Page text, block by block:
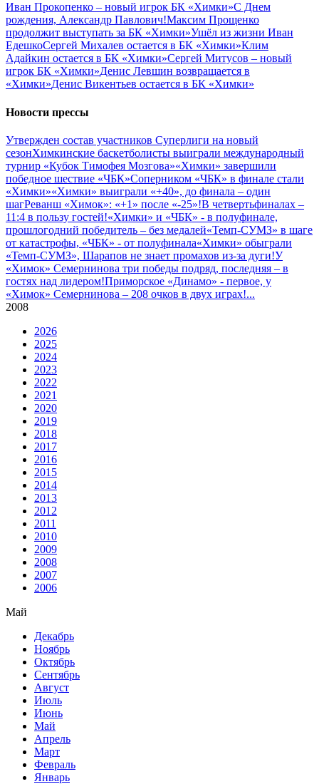
Иван Прокопенко – новый игрок БК «Химки»С Днем
рождения, Александр Павлович!Максим Прощенко
продолжит выступать за БК «Химки»Ушёл из жизни Иван
ЕдешкоСергей Михалев остается в БК «Химки»Клим
Адайкин остается в БК «Химки»Сергей Митусов – новый
игрок БК «Химки»Денис Левшин возвращается в
«Химки»Денис Викентьев остается в БК «Химки»
Новости прессы
Утвержден состав участников Cуперлиги на новый
сезонХимкинские баскетболисты выиграли международный
турнир «Кубок Тимофея Мозгова»«Химки» завершили
победное шествие «ЧБК»Соперником «ЧБК» в финале стали
«Химки»«Химки» выиграли «+40», до финала – один
шагРеванш «Химок»: «+1» после «-25»!В четвертьфиналах –
11:4 в пользу гостей!«Химки» и «ЧБК» - в полуфинале,
прошлогодний победитель – без медалей«Темп-СУМЗ» в шаге
от катастрофы, «ЧБК» - от полуфинала«Химки» обыграли
«Темп-СУМЗ», Шарапов не знает промахов из-за дуги!У
«Химок» Семернинова три победы подряд, последняя – в
гостях над лидером!Приморское «Динамо» - первое, у
«Химок» Семернинова – 208 очков в двух играх!...
2008
2026
2025
2024
2023
2022
2021
2020
2019
2018
2017
2016
2015
2014
2013
2012
2011
2010
2009
2008
2007
2006
Май
Декабрь
Ноябрь
Октябрь
Сентябрь
Август
Июль
Июнь
Май
Апрель
Март
Февраль
Январь